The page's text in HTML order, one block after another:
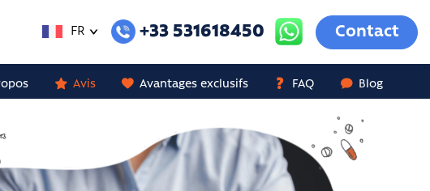
FR +33 531618450 Contact
Avis Avantages exclusifs FAQ Blog